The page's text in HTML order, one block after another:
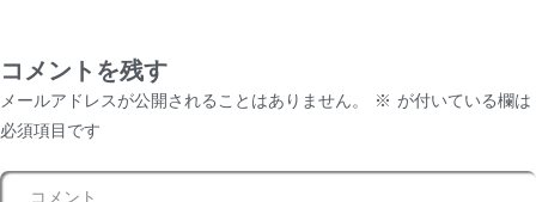
コメントを残す
メールアドレスが公開されることはありません。 ※ が付いている欄は
必須項目です